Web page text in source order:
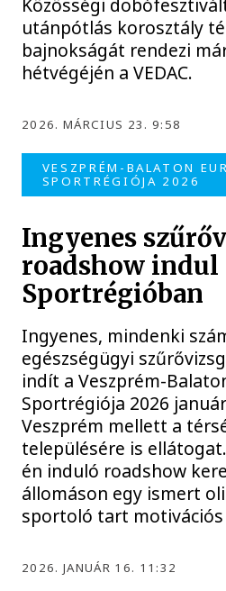
Közösségi
utánpótlás korosztály
bajnokságát rendezi
hétvégéjén a VEDAC.
2026. MÁRCIUS 23. 9:58
VESZPRÉM-BALATON
SPORTRÉGIÓJA 2026
Ingyenes
roadshow indul
Sportrégióban
Ingyenes, mindenki
egészségügyi
indít a Veszprém-
Sportrégiója 2026
Veszprém mellett a
településére is
én induló roadshow
állomáson egy ismert
sportoló tart
2026. JANUÁR 16. 11:32